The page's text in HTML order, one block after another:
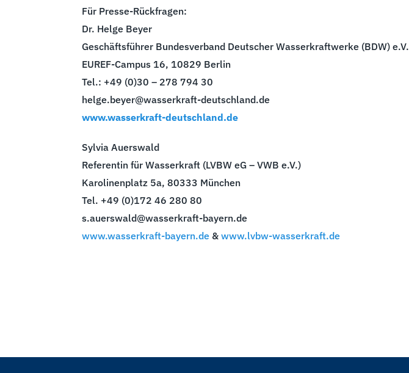
Für Presse-Rückfragen:
Dr. Helge Beyer
Geschäftsführer Bundesverband Deutscher Wasserkraftwerke (BDW) e.V.
EUREF-Campus 16, 10829 Berlin
Tel.: +49 (0)30 – 278 794 30
helge.beyer@wasserkraft-deutschland.de
www.wasserkraft-deutschland.de
Sylvia Auerswald
Referentin für Wasserkraft (LVBW eG – VWB e.V.)
Karolinenplatz 5a, 80333 München
Tel. +49 (0)172 46 280 80
s.auerswald@wasserkraft-bayern.de
www.wasserkraft-bayern.de &www.lvbw-wasserkraft.de